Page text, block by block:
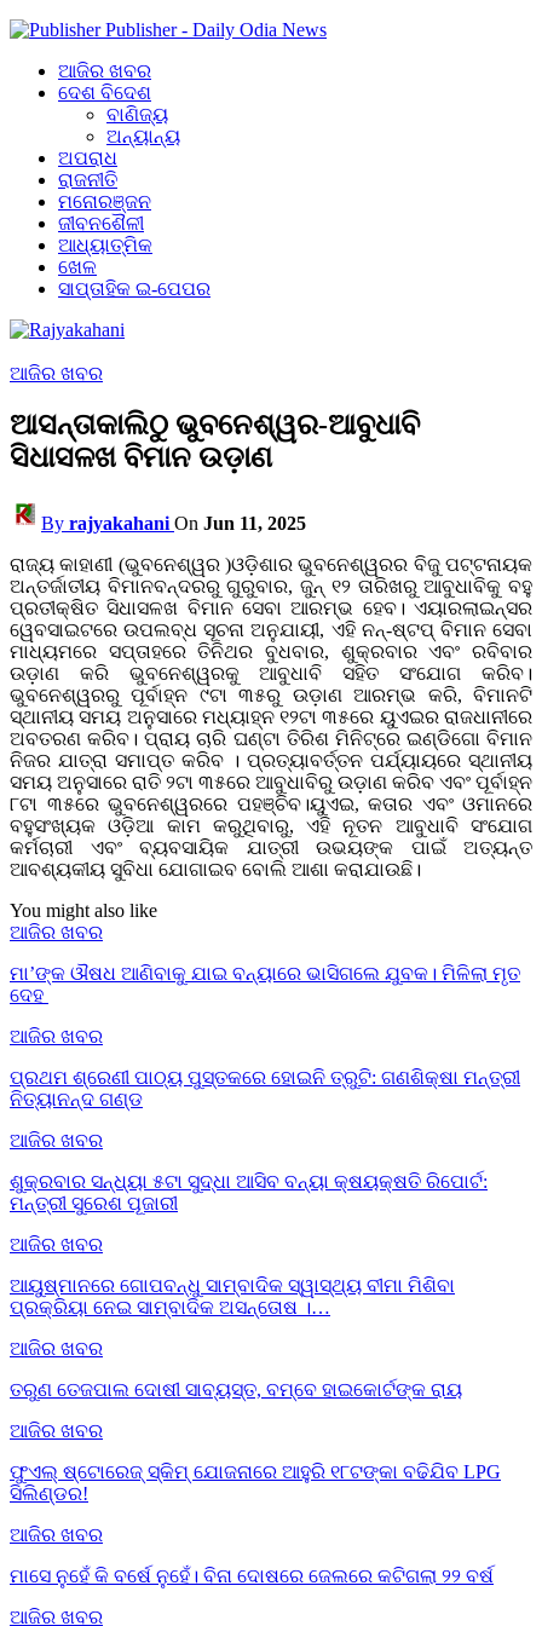
Publisher - Daily Odia News
ଆଜିର ଖବର
ଦେଶ ବିଦେଶ
ବାଣିଜ୍ୟ
ଅନ୍ୟାନ୍ୟ
ଅପରାଧ
ରାଜନୀତି
ମନୋରଞ୍ଜନ
ଜୀବନଶୈଳୀ
ଆଧ୍ୟାତ୍ମିକ
ଖେଳ
ସାପ୍ତାହିକ ଇ-ପେପର
ଆଜିର ଖବର
ଆସନ୍ତାକାଲିଠୁ ଭୁବନେଶ୍ୱର-ଆବୁଧାବି
ସିଧାସଳଖ ବିମାନ ଉଡ଼ାଣ
By rajyakahani On Jun 11, 2025
ରାଜ୍ୟ କାହାଣୀ (ଭୁବନେଶ୍ୱର )ଓଡ଼ିଶାର ଭୁବନେଶ୍ୱରର ବିଜୁ ପଟ୍ଟନାୟକ
ଅନ୍ତର୍ଜାତୀୟ ବିମାନବନ୍ଦରରୁ ଗୁରୁବାର, ଜୁନ୍ ୧୨ ତାରିଖରୁ ଆବୁଧାବିକୁ ବହୁ
ପ୍ରତୀକ୍ଷିତ ସିଧାସଳଖ ବିମାନ ସେବା ଆରମ୍ଭ ହେବ। ଏୟାରଲାଇନ୍ସର
ୱେବସାଇଟରେ ଉପଲବ୍ଧ ସୂଚନା ଅନୁଯାୟୀ, ଏହି ନନ୍-ଷ୍ଟପ୍ ବିମାନ ସେବା
ମାଧ୍ୟମରେ ସପ୍ତାହରେ ତିନିଥର ବୁଧବାର, ଶୁକ୍ରବାର ଏବଂ ରବିବାର
ଉଡ଼ାଣ କରି ଭୁବନେଶ୍ୱରକୁ ଆବୁଧାବି ସହିତ ସଂଯୋଗ କରିବ।
ଭୁବନେଶ୍ୱରରୁ ପୂର୍ବାହ୍ନ ୯ଟା ୩୫ରୁ ଉଡ଼ାଣ ଆରମ୍ଭ କରି, ବିମାନଟି
ସ୍ଥାନୀୟ ସମୟ ଅନୁସାରେ ମଧ୍ୟାହ୍ନ ୧୨ଟା ୩୫ରେ ୟୁଏଇର ରାଜଧାନୀରେ
ଅବତରଣ କରିବ। ପ୍ରାୟ ଚାରି ଘଣ୍ଟା ତିରିଶ ମିନିଟ୍‌ରେ ଇଣ୍ଡିଗୋ ବିମାନ
ନିଜର ଯାତ୍ରା ସମାପ୍ତ କରିବ । ପ୍ରତ୍ୟାବର୍ତ୍ତନ ପର୍ଯ୍ୟାୟରେ ସ୍ଥାନୀୟ
ସମୟ ଅନୁସାରେ ରାତି ୨ଟା ୩୫ରେ ଆବୁଧାବିରୁ ଉଡ଼ାଣ କରିବ ଏବଂ ପୂର୍ବାହ୍ନ
୮ଟା ୩୫ରେ ଭୁବନେଶ୍ୱରରେ ପହଞ୍ଚିବ।ୟୁଏଇ, କତାର ଏବଂ ଓମାନରେ
ବହୁସଂଖ୍ୟକ ଓଡ଼ିଆ କାମ କରୁଥିବାରୁ, ଏହି ନୂତନ ଆବୁଧାବି ସଂଯୋଗ
କର୍ମଚାରୀ ଏବଂ ବ୍ୟବସାୟିକ ଯାତ୍ରୀ ଉଭୟଙ୍କ ପାଇଁ ଅତ୍ୟନ୍ତ
ଆବଶ୍ୟକୀୟ ସୁବିଧା ଯୋଗାଇବ ବୋଲି ଆଶା କରାଯାଉଛି।
You might also like
ଆଜିର ଖବର
ମା’ଙ୍କ ଔଷଧ ଆଣିବାକୁ ଯାଇ ବନ୍ୟାରେ ଭାସିଗଲେ ଯୁବକ। ମିଳିଲା ମୃତ
ଦେହ
ଆଜିର ଖବର
ପ୍ରଥମ ଶ୍ରେଣୀ ପାଠ୍ୟ ପୁସ୍ତକରେ ହୋଇନି ତ୍ରୁଟି: ଗଣଶିକ୍ଷା ମନ୍ତ୍ରୀ
ନିତ୍ୟାନନ୍ଦ ଗଣ୍ଡ
ଆଜିର ଖବର
ଶୁକ୍ରବାର ସନ୍ଧ୍ୟା ୫ଟା ସୁଦ୍ଧା ଆସିବ ବନ୍ୟା କ୍ଷୟକ୍ଷତି ରିପୋର୍ଟ:
ମନ୍ତ୍ରୀ ସୁରେଶ ପୂଜାରୀ
ଆଜିର ଖବର
ଆୟୁଷ୍ମାନରେ ଗୋପବନ୍ଧୁ ସାମ୍ବାଦିକ ସ୍ୱାସ୍ଥ୍ୟ ବୀମା ମିଶିବା
ପ୍ରକ୍ରିୟା ନେଇ ସାମ୍ବାଦିକ ଅସନ୍ତୋଷ ।…
ଆଜିର ଖବର
ତରୁଣ ତେଜପାଲ ଦୋଷୀ ସାବ୍ୟସ୍ତ, ବମ୍ବେ ହାଇକୋର୍ଟଙ୍କ ରାୟ
ଆଜିର ଖବର
ଫୁଏଲ୍ ଷ୍ଟୋରେଜ୍ ସ୍କିମ୍ ଯୋଜନାରେ ଆହୁରି ୧୮ଟଙ୍କା ବଢିଯିବ LPG
ସିଲିଣ୍ଡର!
ଆଜିର ଖବର
ମାସେ ନୁହେଁ କି ବର୍ଷେ ନୁହେଁ। ବିନା ଦୋଷରେ ଜେଲରେ କଟିଗଲା ୨୨ ବର୍ଷ
ଆଜିର ଖବର